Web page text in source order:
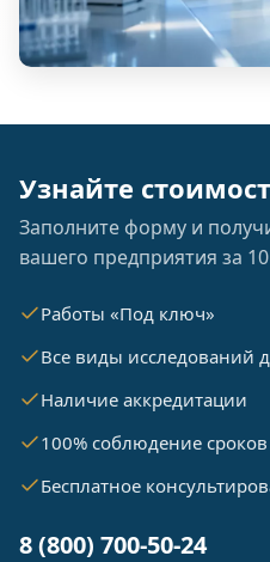
Узнайте
Заполните форму и
вашего предприятия за
Работы «Под ключ»
Все виды исследований
Наличие аккредитации
100% соблюдение сроков
Бесплатное
8 (800) 700-50-24